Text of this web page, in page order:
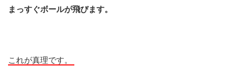
まっすぐボールが飛びます。
これが真理です。